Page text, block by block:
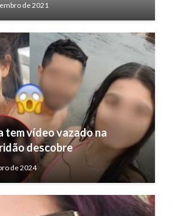
de 2021
tem vídeo vazado na
descobre
de 2024